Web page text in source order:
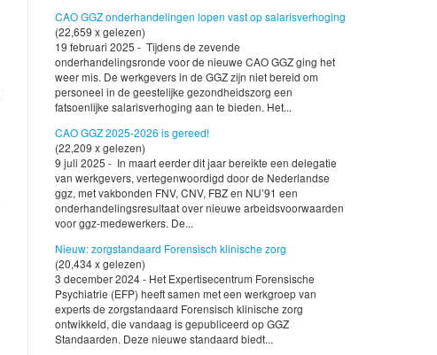
CAO GGZ onderhandelingen lopen vast op salarisverhoging
(22,659 x gelezen)
19 februari 2025 - Tijdens de zevende
onderhandelingsronde voor de nieuwe CAO GGZ ging het
weer mis. De werkgevers in de GGZ zijn niet bereid om
personeel in de geestelijke gezondheidszorg een
fatsoenlijke salarisverhoging aan te bieden. Het...
CAO GGZ 2025-2026 is gereed!
(22,209 x gelezen)
9 juli 2025 - In maart eerder dit jaar bereikte een delegatie
van werkgevers, vertegenwoordigd door de Nederlandse
ggz, met vakbonden FNV, CNV, FBZ en NU’91 een
onderhandelingsresultaat over nieuwe arbeidsvoorwaarden
voor ggz-medewerkers. De...
Nieuw: zorgstandaard Forensisch klinische zorg
(20,434 x gelezen)
3 december 2024 - Het Expertisecentrum Forensische
Psychiatrie (EFP) heeft samen met een werkgroep van
experts de zorgstandaard Forensisch klinische zorg
ontwikkeld, die vandaag is gepubliceerd op GGZ
Standaarden. Deze nieuwe standaard biedt...